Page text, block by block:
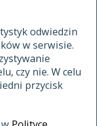
odwiedzin
w serwisie.
czy nie. W celu
przycisk